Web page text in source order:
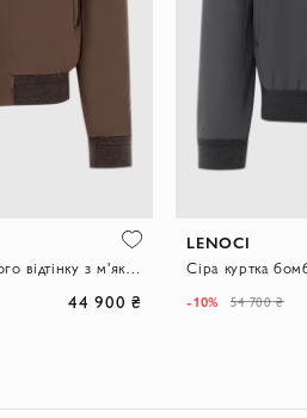
Утеплена куртка шоколадного відтінку з м'якою підкладкою
44 900 ₴
LENOCI
Сіра куртка
-10% 54 700 ₴